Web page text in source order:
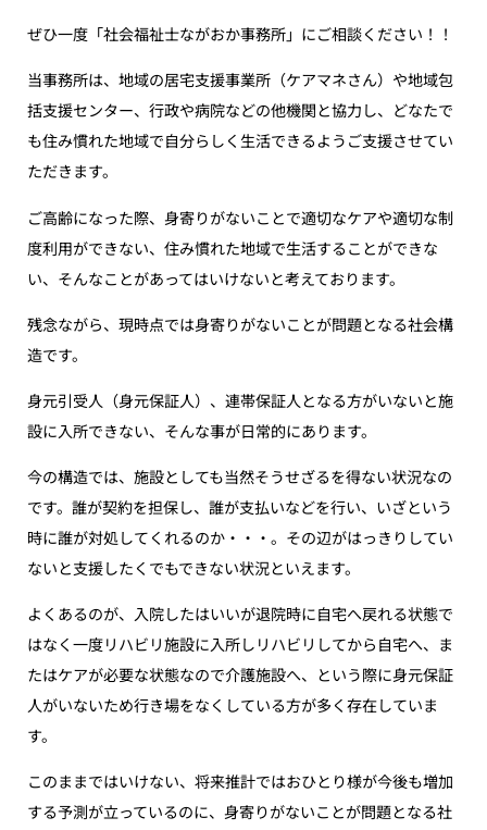
ぜひ一度「社会福祉士ながおか事務所」にご相談ください！！
当事務所は、地域の居宅支援事業所（ケアマネさん）や地域包
括支援センター、行政や病院などの他機関と協力し、どなたで
も住み慣れた地域で自分らしく生活できるようご支援させてい
ただきます。
ご高齢になった際、身寄りがないことで適切なケアや適切な制
度利用ができない、住み慣れた地域で生活することができな
い、そんなことがあってはいけないと考えております。
残念ながら、現時点では身寄りがないことが問題となる社会構
造です。
身元引受人（身元保証人）、連帯保証人となる方がいないと施
設に入所できない、そんな事が日常的にあります。
今の構造では、施設としても当然そうせざるを得ない状況なの
です。誰が契約を担保し、誰が支払いなどを行い、いざという
時に誰が対処してくれるのか・・・。その辺がはっきりしてい
ないと支援したくでもできない状況といえます。
よくあるのが、入院したはいいが退院時に自宅へ戻れる状態で
はなく一度リハビリ施設に入所しリハビリしてから自宅へ、ま
たはケアが必要な状態なので介護施設へ、という際に身元保証
人がいないため行き場をなくしている方が多く存在していま
す。
このままではいけない、将来推計ではおひとり様が今後も増加
する予測が立っているのに、身寄りがないことが問題となる社